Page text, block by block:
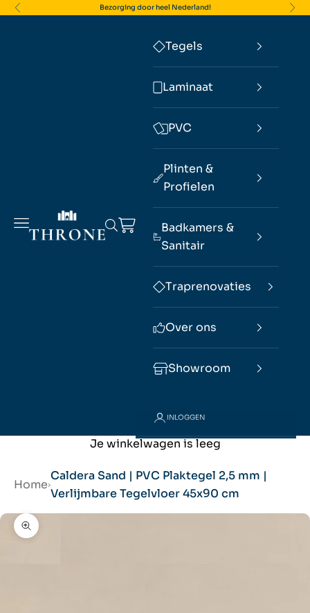
Naar inhoud
Vorige Bezorging door heel Nederland!
Menu
THRONE Tegels & Laminaat
ZoekenWinkelwagen
Tegels
Laminaat
PVC
Plinten &
Profielen
Badkamers &
Sanitair
Traprenovaties
Over ons
Showroom
INLOGGEN
Toegevoegd aan je winkelmand
Je winkelwagen is leeg
Home
Caldera Sand | PVC Plaktegel 2,5 mm |
Verlijmbare Tegelvloer 45x90 cm
In-/uitzoomen